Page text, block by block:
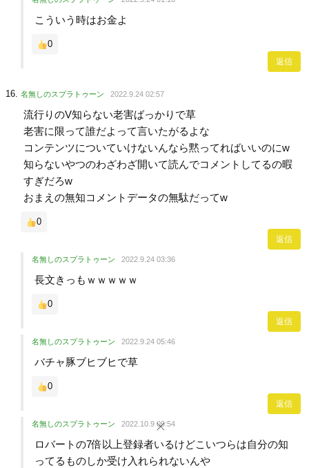
こういう時はお金よ
0
返信
名無しのスプラトゥーン 2022.9.24 02:57
流行りのV知らない老害ばっかりで草
老害に限って誰だよって言いたがるよな
コンテンツについていけないんなら黙ってればいいのにw
知らないやつのわざわざ開いて読んでコメントしてるの暇
すぎだろw
おまえの無知コメントデータの無駄だってw
0
返信
名無しのスプラトゥーン 2022.9.24 03:36
長文きっもｗｗｗｗｗ
0
返信
名無しのスプラトゥーン 2022.9.24 05:46
バチャ豚ブヒブヒで草
0
返信
名無しのスプラトゥーン 2022.10.9 09:54
ロバートの7倍以上登録者いるけどこいつらは自分の知
ってるものしか受け入れられないんや